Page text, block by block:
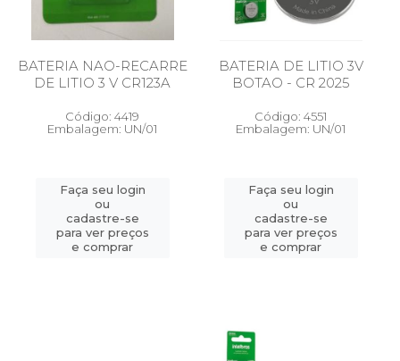
BATERIA NAO-RECARRE
DE LITIO 3 V CR123A
Código: 4419
Embalagem: UN/01
Faça seu login
ou
cadastre-se
para ver preços
e comprar
BATERIA DE LITIO 3V
BOTAO - CR 2025
Código: 4551
Embalagem: UN/01
Faça seu login
ou
cadastre-se
para ver preços
e comprar